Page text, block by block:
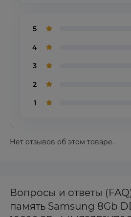
5
4
3
2
1
Нет отзывов об этом товаре.
Вопросы и ответы
память Samsung 8Gb